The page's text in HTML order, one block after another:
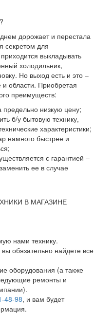
дорожает и перестала
секретом для
выкладывать
холодильник,
Но выход есть и это –
области. Приобретая
преимуществ:
предельно низкую цену;
б/у бытовую технику,
характеристики;
намного быстрее и
с гарантией –
ее в случае
В МАГАЗИНЕ
нами технику.
обязательно найдете все
оборудования (а также
ремонты и
48-98, и вам будет